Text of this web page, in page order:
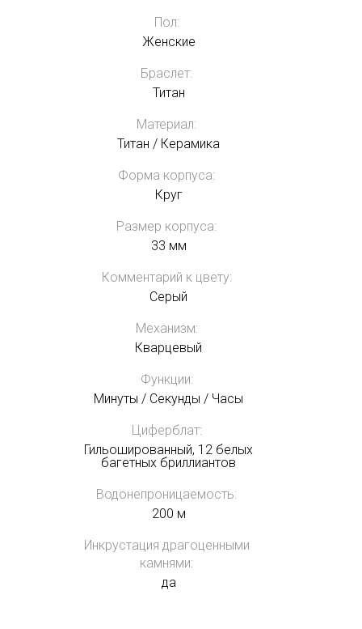
Пол:
Женские
Браслет:
Титан
Материал:
Титан / Керамика
Форма корпуса:
Круг
Размер корпуса:
33 мм
Комментарий к цвету:
Серый
Механизм:
Кварцевый
Функции:
Минуты / Секунды / Часы
Циферблат:
Гильошированный, 12 белых
багетных бриллиантов
Водонепроницаемость:
200 м
Инкрустация драгоценными
камнями:
да